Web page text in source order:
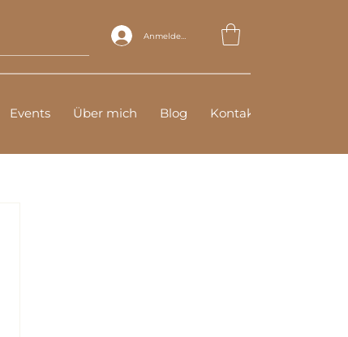
Events Über mich Blog Kontakt
Anmelden